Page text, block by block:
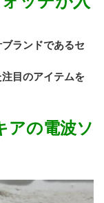
ランドであるセ
注目のアイテムを
アの電波ソ